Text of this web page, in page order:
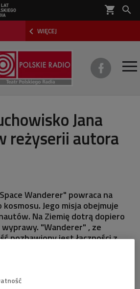
shopping_cart 
 WIĘCEJ

Jana
reżyserii autora
Wanderer" powraca na
kosmosu. Jego misja obejmuje
Na Ziemię dotrą dopiero
"Wanderer" , ze
pozbawiony jest łączności z
nie wiedzą na jakim poziomie
nauka i jakie są uwarunkowania